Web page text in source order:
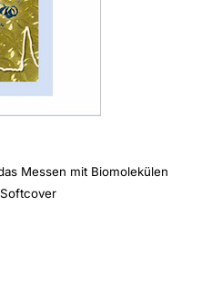
Messen mit Biomolekülen
Softcover